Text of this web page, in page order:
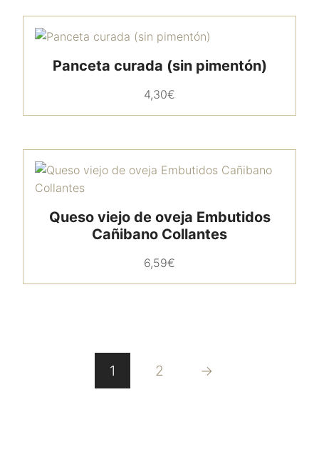
Panceta curada (sin pimentón)
4,30€
Queso viejo de oveja Embutidos
Cañibano Collantes
6,59€
1 2 →